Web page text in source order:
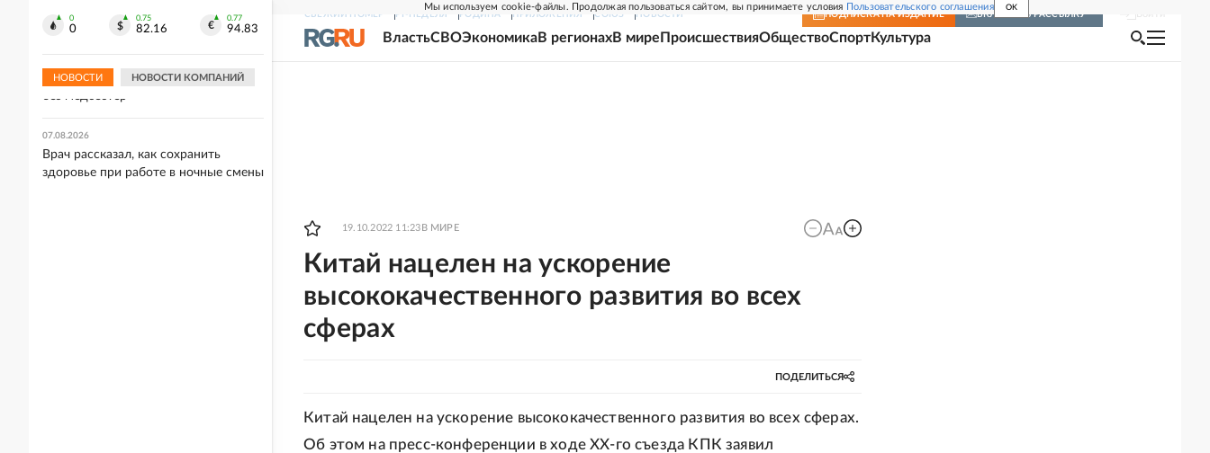
Мы используем cookie-файлы. Продолжая пользоваться сайтом, вы принимаете условия Пользовательского соглашения OK
СВЕЖИЙ НОМЕР РГ-НЕДЕЛЯ РОДИНА ПРИЛОЖЕНИЯ СОЮЗ НОВОСТИ ПОДПИСКА НА ИЗДАНИЕ ВКЛЮЧИТЬ РАССЫЛКУ
ВластьСВОЭкономикаВ регионахВ мире ПроисшествияОбществоСпортКультура
19.10.2022 11:23 В МИРЕ
Китай нацелен на ускорение
высококачественного развития во всех
сферах
ПОДЕЛИТЬСЯ
Китай нацелен на ускорение высококачественного развития во всех сферах.
Об этом на пресс-конференции в ходе ХХ-го съезда КПК заявил
0
0
0.75
82.16
0.77
94.83
НОВОСТИ НОВОСТИ КОМПАНИЙ
киевские больницы могут остаться
без медсестер
07.08.2026
Врач рассказал, как сохранить
здоровье при работе в ночные смены